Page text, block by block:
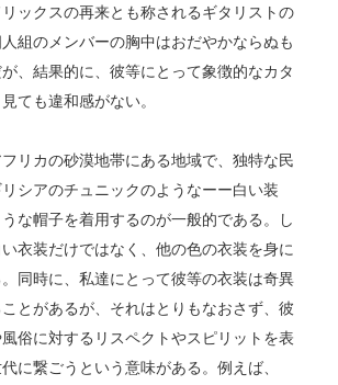
ックスの再来とも称されるギタリストの
組のメンバーの胸中はおだやかならぬも
、結果的に、彼等にとって象徴的なカタ
ても違和感がない。
リカの砂漠地帯にある地域で、独特な民
シアのチュニックのようなーー白い装
な帽子を着用するのが一般的である。し
衣装だけではなく、他の色の衣装を身に
同時に、私達にとって彼等の衣装は奇異
とがあるが、それはとりもなおさず、彼
俗に対するリスペクトやスピリットを表
に繋ごうという意味がある。例えば、